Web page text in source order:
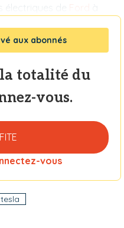
électriques de
aux abonnés
la totalité du
vous.
vous
tesla